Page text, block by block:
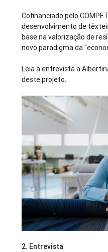
Cofinanciado pelo
desenvolvimento de
base na valorização de
novo paradigma da
Leia a entrevista a
deste projeto.
2. Entrevista